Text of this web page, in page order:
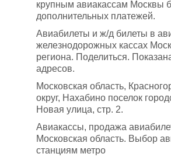
крупным авиакассам Москвы
дополнительных платежей.
Авиабилеты и ж/д билеты в
железнодорожных кассах
региона. Поделиться.
адресов.
Московская область,
округ, Нахабино поселок
Новая улица, стр. 2.
Авиакассы, продажа
Московская область. Выбор
станциям метро